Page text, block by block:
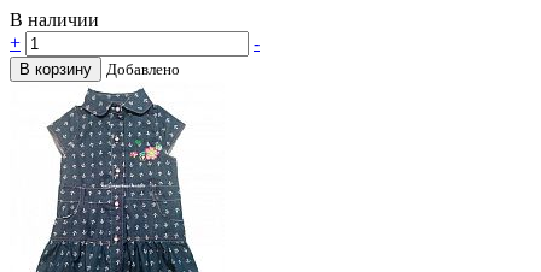
В наличии
+
-
В корзину Добавлено